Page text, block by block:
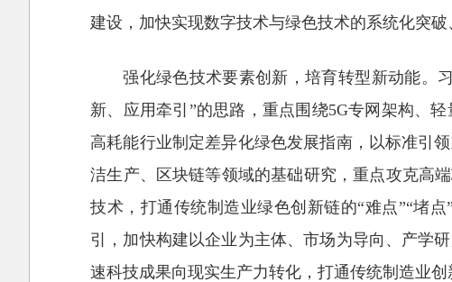
建设，加快实现数字技术与绿色技术的系统化突
强化绿色技术要素创新，培育转型新动能。
新、应用牵引”的思路，重点围绕5G专网架构、
高耗能行业制定差异化绿色发展指南，以标准引
洁生产、区块链等领域的基础研究，重点攻克高
技术，打通传统制造业绿色创新链的“难点”“堵
引，加快构建以企业为主体、市场为导向、产学
速科技成果向现实生产力转化，打通传统制造业创